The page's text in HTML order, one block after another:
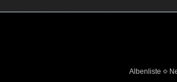
Albenliste